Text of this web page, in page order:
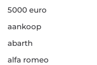
5000 euro
aankoop
abarth
alfa romeo